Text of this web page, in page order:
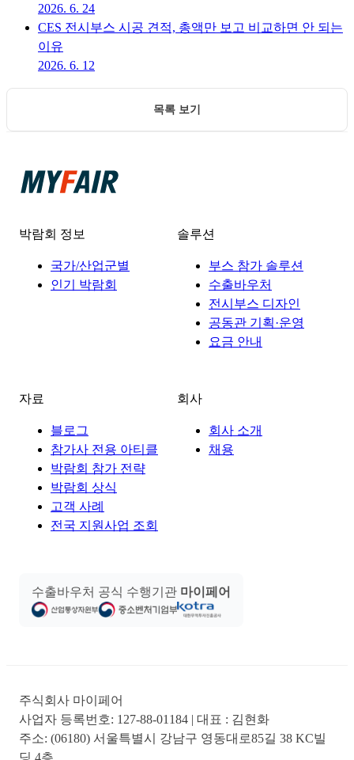
2026. 6. 24
CES 전시부스 시공 견적, 총액만 보고 비교하면 안 되는
이유
2026. 6. 12
목록 보기
박람회 정보
국가/산업군별
인기 박람회
솔루션
부스 참가 솔루션
수출바우처
전시부스 디자인
공동관 기획·운영
요금 안내
자료
블로그
참가사 전용 아티클
박람회 참가 전략
박람회 상식
고객 사례
전국 지원사업 조회
회사
회사 소개
채용
수출바우처 공식 수행기관 마이페어
주식회사 마이페어
사업자 등록번호: 127-88-01184 | 대표 : 김현화
주소: (06180) 서울특별시 강남구 영동대로85길 38 KC빌